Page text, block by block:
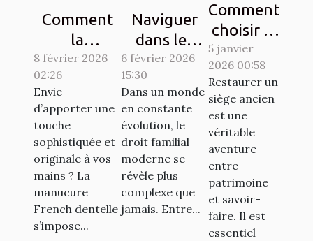
Comment
la
manucure
French
dentelle
transforme-
t-elle votre
style ?
8 février 2026
02:26
Envie
d’apporter une
touche
sophistiquée et
originale à vos
mains ? La
manucure
French dentelle
s’impose...
Naviguer
dans les
complexités
du droit
familial
moderne
6 février 2026
15:30
Dans un monde
en constante
évolution, le
droit familial
moderne se
révèle plus
complexe que
jamais. Entre...
Comment
choisir le
bon
artisan
pour
restaurer
vos
sièges
anciens ?
5 janvier
2026 00:58
Restaurer un
siège ancien
est une
véritable
aventure
entre
patrimoine
et savoir-
faire. Il est
essentiel